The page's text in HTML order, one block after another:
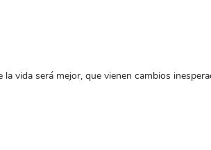
vida será mejor, que vienen cambios